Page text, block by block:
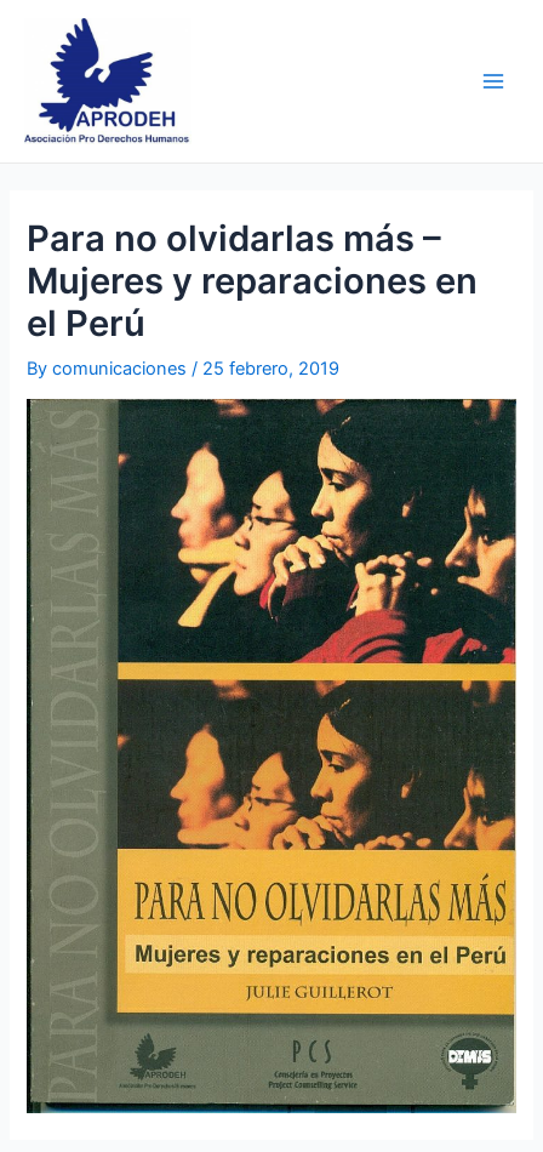
content
Para no olvidarlas más –
Mujeres y reparaciones en
el Perú
Bycomunicaciones/ 25 febrero, 2019
navigation